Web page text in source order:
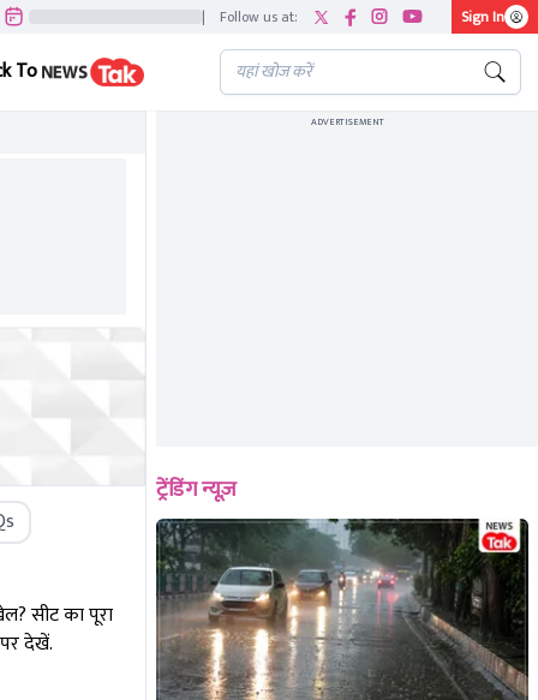
| Follow us at: Sign In
To
सीट का पूरा
देखें.
ADVERTISEMENT
ट्रेंडिंग न्यूज़